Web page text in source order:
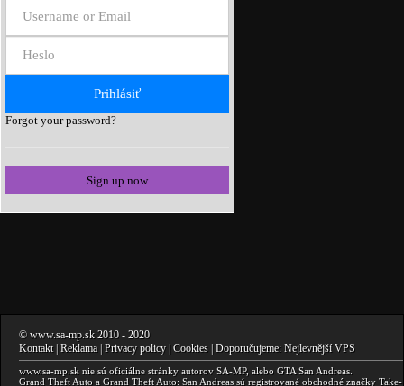
Forgot your password?
Sign up now
© www.sa-mp.sk 2010 - 2020
Kontakt| Reklama Privacy policy Cookies | Doporučujeme: Nejlevnější VPS
www.sa-mp.sk nie sú oficiálne stránky autorov SA-MP, alebo GTA San Andreas
Grand Theft Auto a Grand Theft Auto: San Andreas sú registrované obchodné značky Take-